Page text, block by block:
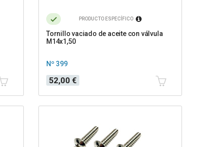
PRODUCTO ESPECÍFICO
Tornillo vaciado de aceite con válvula
M14x1,50
Nº 399
Precio
52,00 €